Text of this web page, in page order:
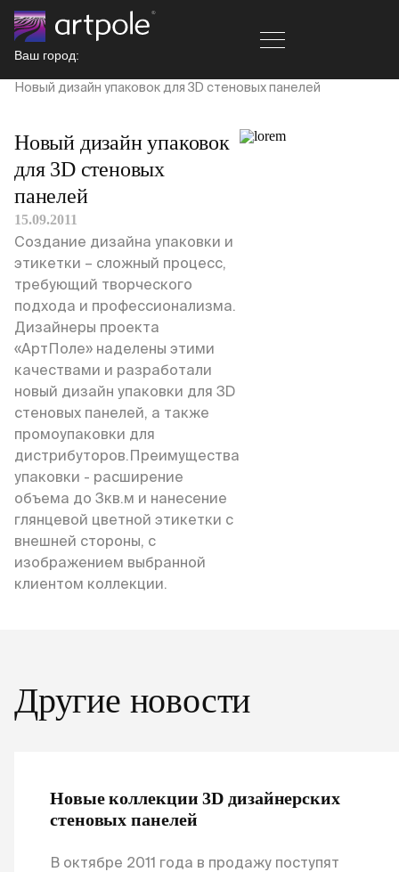
Ваш город:
Новый дизайн упаковок для 3D стеновых панелей
Новый дизайн упаковок
для 3D стеновых
панелей
15.09.2011
Создание дизайна упаковки и
этикетки – сложный процесс,
требующий творческого
подхода и профессионализма.
Дизайнеры проекта
«АртПоле» наделены этими
качествами и разработали
новый дизайн упаковки для 3D
стеновых панелей, а также
промоупаковки для
дистрибуторов.Преимущества
упаковки - расширение
объема до 3кв.м и нанесение
глянцевой цветной этикетки с
внешней стороны, с
изображением выбранной
клиентом коллекции.
Другие новости
Новые коллекции 3D дизайнерских
стеновых панелей
В октябре 2011 года в продажу поступят